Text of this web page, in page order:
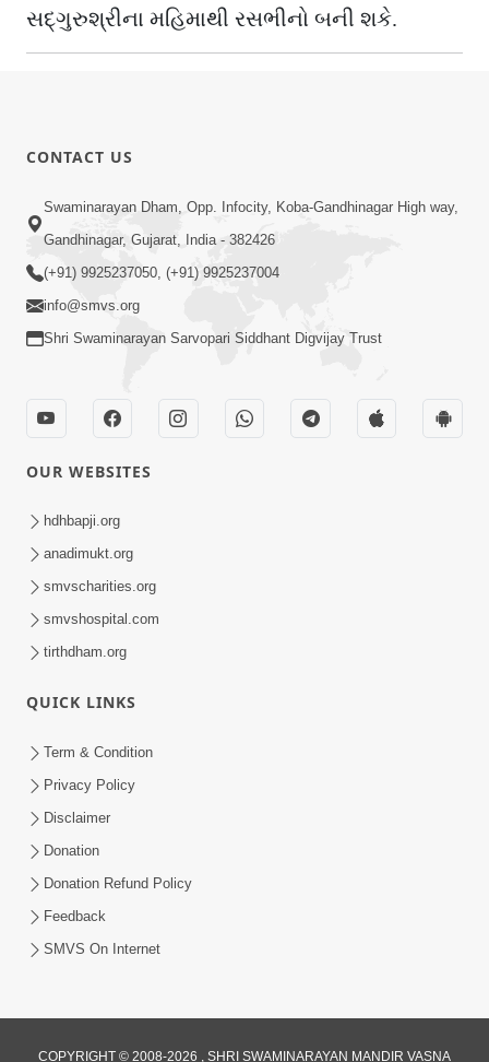
સદ્ગુરુશ્રીના મહિમાથી રસભીનો બની શકે.
CONTACT US
Swaminarayan Dham, Opp. Infocity, Koba-Gandhinagar High way,
Gandhinagar, Gujarat, India - 382426
(+91) 9925237050, (+91) 9925237004
info@smvs.org
Shri Swaminarayan Sarvopari Siddhant Digvijay Trust
OUR WEBSITES
hdhbapji.org
anadimukt.org
smvscharities.org
smvshospital.com
tirthdham.org
QUICK LINKS
Term & Condition
Privacy Policy
Disclaimer
Donation
Donation Refund Policy
Feedback
SMVS On Internet
COPYRIGHT © 2008-2026 , SHRI SWAMINARAYAN MANDIR VASNA